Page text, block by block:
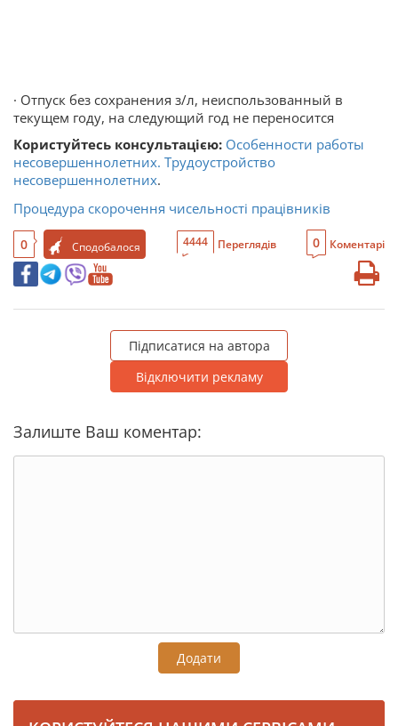
· Отпуск без сохранения з/л, неиспользованный в
текущем году, на следующий год не переносится
Користуйтесь консультацією: Особенности работы
несовершеннолетних. Трудоустройство
несовершеннолетних.
Процедура скорочення чисельності працівників
0 Сподобалося 4444 Переглядів 0 Коментарі
Підписатися на автора
Відключити рекламу
Залиште Ваш коментар:
Додати